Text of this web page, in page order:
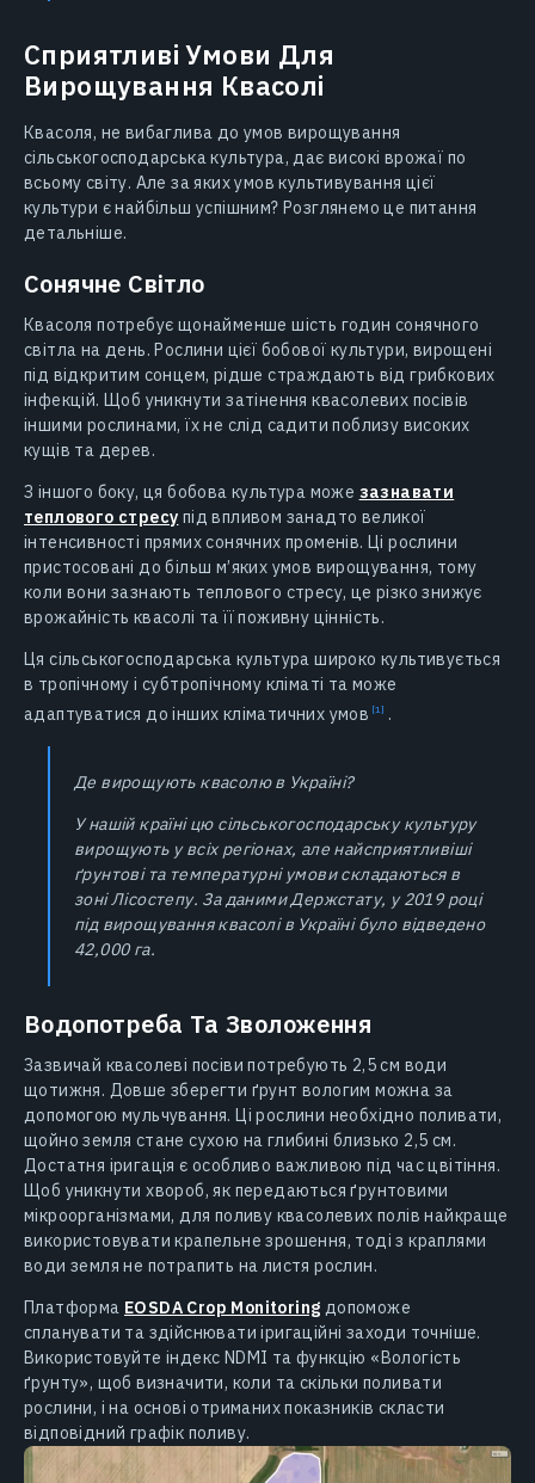
Сприятливі Умови Для
Вирощування Квасолі
Квасоля, не вибаглива до умов вирощування
сільськогосподарська культура, дає високі врожаї по
всьому світу. Але за яких умов культивування цієї
культури є найбільш успішним? Розглянемо це питання
детальніше.
Сонячне Світло
Квасоля потребує щонайменше шість годин сонячного
світла на день. Рослини цієї бобової культури, вирощені
під відкритим сонцем, рідше страждають від грибкових
інфекцій. Щоб уникнути затінення квасолевих посівів
іншими рослинами, їх не слід садити поблизу високих
кущів та дерев.
З іншого боку, ця бобова культура може зазнавати
теплового стресу під впливом занадто великої
інтенсивності прямих сонячних променів. Ці рослини
пристосовані до більш м’яких умов вирощування, тому
коли вони зазнають теплового стресу, це різко знижує
врожайність квасолі та її поживну цінність.
Ця сільськогосподарська культура широко культивується
в тропічному і субтропічному кліматі та може
адаптуватися до інших кліматичних умов .
Де вирощують квасолю в Україні?
У нашій країні цю сільськогосподарську культуру
вирощують у всіх регіонах, але найсприятливіші
ґрунтові та температурні умови складаються в
зоні Лісостепу. За даними Держстату, у 2019 році
під вирощування квасолі в Україні було відведено
42,000 га.
Водопотреба Та Зволоження
Зазвичай квасолеві посіви потребують 2,5 см води
щотижня. Довше зберегти ґрунт вологим можна за
допомогою мульчування. Ці рослини необхідно поливати,
щойно земля стане сухою на глибині близько 2,5 см.
Достатня іригація є особливо важливою під час цвітіння.
Щоб уникнути хвороб, як передаються ґрунтовими
мікроорганізмами, для поливу квасолевих полів найкраще
використовувати крапельне зрошення, тоді з краплями
води земля не потрапить на листя рослин.
Платформа EOSDA Crop Monitoring допоможе
спланувати та здійснювати іригаційні заходи точніше.
Використовуйте індекс NDMI та функцію «Вологість
ґрунту», щоб визначити, коли та скільки поливати
рослини, і на основі отриманих показників скласти
відповідний графік поливу.